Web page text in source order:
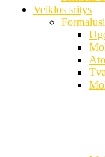
Veiklos sritys